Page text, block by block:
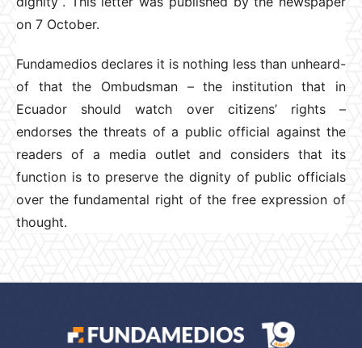
on 7 October.
Fundamedios declares it is nothing less than unheard-
of that the Ombudsman – the institution that in
Ecuador should watch over citizens’ rights –
endorses the threats of a public official against the
readers of a media outlet and considers that its
function is to preserve the dignity of public officials
over the fundamental right of the free expression of
thought.